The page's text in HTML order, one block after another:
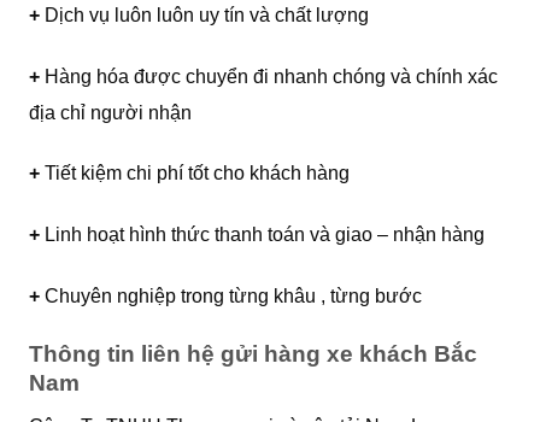
+ Dịch vụ luôn luôn uy tín và chất lượng
+ Hàng hóa được chuyển đi nhanh chóng và chính xác
địa chỉ người nhận
+ Tiết kiệm chi phí tốt cho khách hàng
+ Linh hoạt hình thức thanh toán và giao – nhận hàng
+ Chuyên nghiệp trong từng khâu , từng bước
Thông tin liên hệ gửi hàng xe khách Bắc
Nam